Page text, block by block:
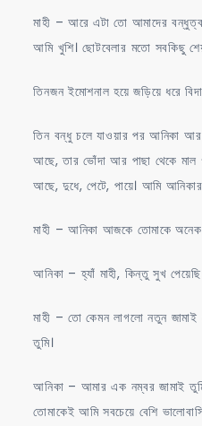
মাহী – আরে এটা তো আমাদের
আমি খুশি। ছোটবেলার মতো সবকিছু
তিনজন ইমোশনাল হয়ে জড়িয়ে ধরে
তিন বন্ধু চলে যাওয়ার পর আনিকা
আছে, তার ভোঁদা আর পাছা থেকে মাল
আছে, দুধে, পেটে, পায়ে। আমি
মাহী – আনিকা আজকে তোমাকে অনেক
আনিকা – হ্যাঁ মাহী, কিন্তু সুখ
মাহী – তো কেমন লাগলো নতুন
তুমি।
আনিকা – আমার এক নম্বর জামাই
তোমাকেই আমি সবচেয়ে বেশি